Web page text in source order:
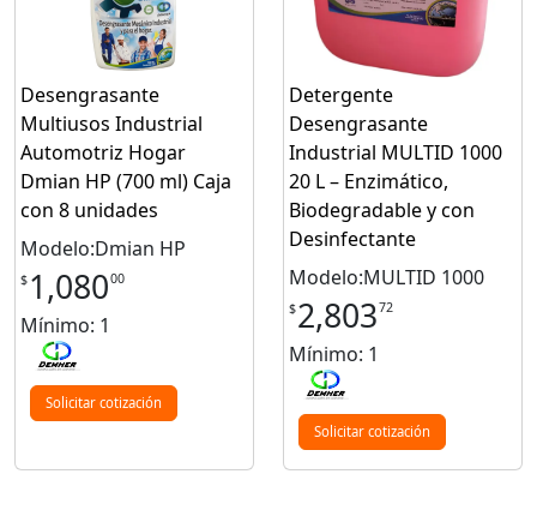
Desengrasante
Multiusos Industrial
Automotriz Hogar
Dmian HP (700 ml) Caja
con 8 unidades
Modelo:Dmian HP
$ 1,08000
Mínimo: 1
Solicitar cotización
Detergente
Desengrasante
Industrial MULTID 1000
20 L – Enzimático,
Biodegradable y con
Desinfectante
Modelo:MULTID 1000
$2,80372
Mínimo: 1
Solicitar cotización